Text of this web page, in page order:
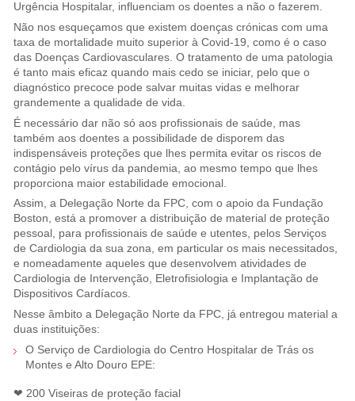
Urgência Hospitalar, influenciam os doentes a não o fazerem.
Não nos esqueçamos que existem doenças crónicas com uma
taxa de mortalidade muito superior à Covid-19, como é o caso
das Doenças Cardiovasculares. O tratamento de uma patologia
é tanto mais eficaz quando mais cedo se iniciar, pelo que o
diagnóstico precoce pode salvar muitas vidas e melhorar
grandemente a qualidade de vida.
É necessário dar não só aos profissionais de saúde, mas
também aos doentes a possibilidade de disporem das
indispensáveis proteções que lhes permita evitar os riscos de
contágio pelo vírus da pandemia, ao mesmo tempo que lhes
proporciona maior estabilidade emocional.
Assim, a Delegação Norte da FPC, com o apoio da Fundação
Boston, está a promover a distribuição de material de proteção
pessoal, para profissionais de saúde e utentes, pelos Serviços
de Cardiologia da sua zona, em particular os mais necessitados,
e nomeadamente aqueles que desenvolvem atividades de
Cardiologia de Intervenção, Eletrofisiologia e Implantação de
Dispositivos Cardíacos.
Nesse âmbito a Delegação Norte da FPC, já entregou material a
duas instituições:
O Serviço de Cardiologia do Centro Hospitalar de Trás os
Montes e Alto Douro EPE:
❤ 200 Viseiras de proteção facial